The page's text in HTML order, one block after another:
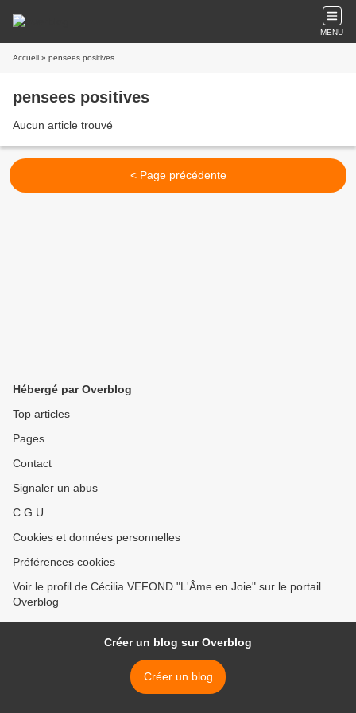
MENU
Accueil » pensees positives
pensees positives
Aucun article trouvé
< Page précédente
Hébergé par Overblog
Top articles
Pages
Contact
Signaler un abus
C.G.U.
Cookies et données personnelles
Préférences cookies
Voir le profil de Cécilia VEFOND "L'Âme en Joie" sur le portail
Overblog
Créer un blog sur Overblog
Créer un blog